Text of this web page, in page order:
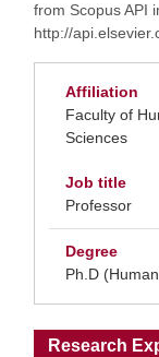
from Scopus API
http://
Affiliation
Faculty of
Sciences
Job title
Professor
Degree
Ph.D
Research